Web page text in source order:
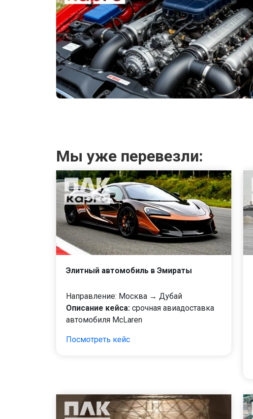
Мы уже перевезли:
Элитный автомобиль в Эмираты
Направление: Москва → Дубай
Описание кейса: срочная авиадоставка
автомобиля McLaren
Посмотреть кейс